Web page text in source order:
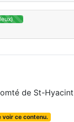
de St-
voir ce contenu.